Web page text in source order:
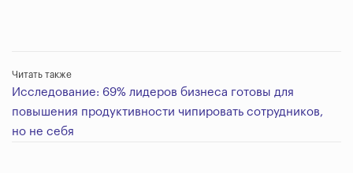
Читать также
Исследование: 69% лидеров бизнеса готовы для
повышения продуктивности чипировать сотрудников,
но не себя